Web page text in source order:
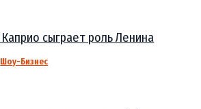
сыграет роль Ленина
Шоу-Бизнес